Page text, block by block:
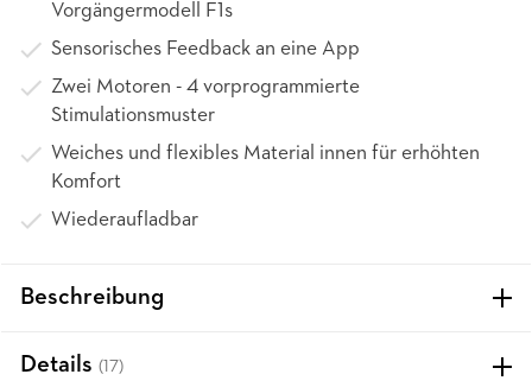
Vorgängermodell F1s
Sensorisches Feedback an eine App
Zwei Motoren - 4 vorprogrammierte
Stimulationsmuster
Weiches und flexibles Material innen für erhöhten
Komfort
Wiederaufladbar
Beschreibung
Details (17)